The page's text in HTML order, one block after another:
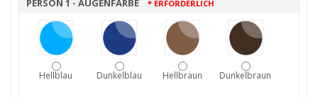
PERSON 1 - AUGENFARBE * ERFORDERLICH
Hellblau Dunkelblau Hellbraun Dunkelbraun